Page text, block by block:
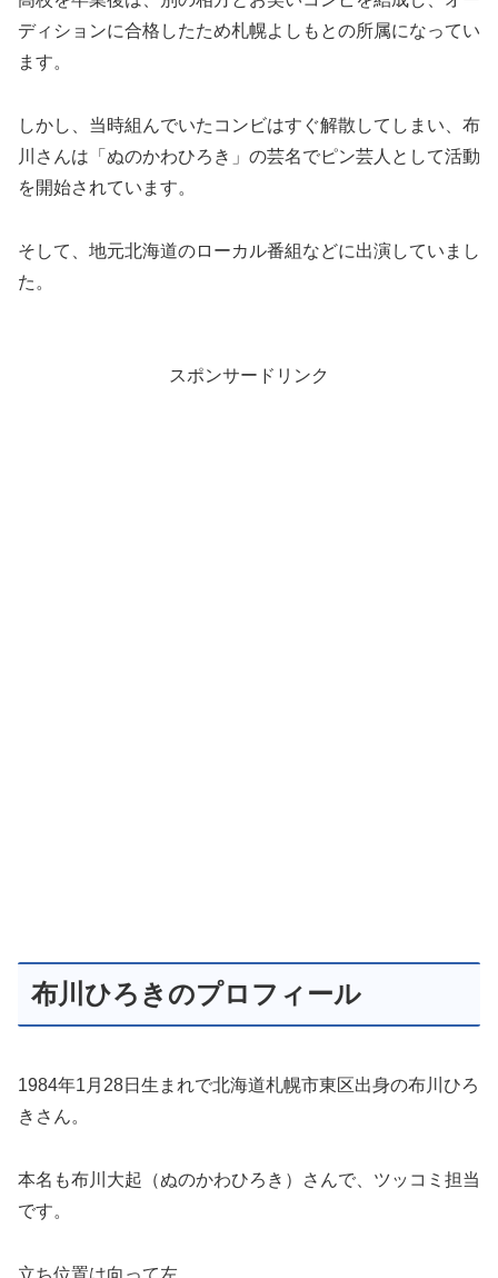
ディションに合格したため札幌よしもとの所属になってい
ます。
しかし、当時組んでいたコンビはすぐ解散してしまい、布
川さんは「ぬのかわひろき」の芸名でピン芸人として活動
を開始されています。
そして、地元北海道のローカル番組などに出演していまし
た。
スポンサードリンク
布川ひろきのプロフィール
1984年1月28日生まれで北海道札幌市東区出身の布川ひろ
きさん。
本名も布川大起（ぬのかわひろき）さんで、ツッコミ担当
です。
立ち位置は向って左。